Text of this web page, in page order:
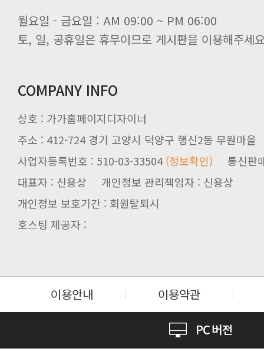
월요일 - 금요일 : AM 09:00 ~ PM 06:00
토, 일, 공휴일은 휴무이므로 게시판을 이용해주세
COMPANY INFO
상호 : 가가홈페이지디자이너
주소 : 412-724 경기 고양시 덕양구 행신2동 무원마을
사업자등록번호 : 510-03-33504(정보확인) 통신판
대표자 : 신용상 개인정보 관리책임자 : 신용상
개인정보 보호기간 : 회원탈퇴시
호스팅 제공자 :
이용안내 이용약관